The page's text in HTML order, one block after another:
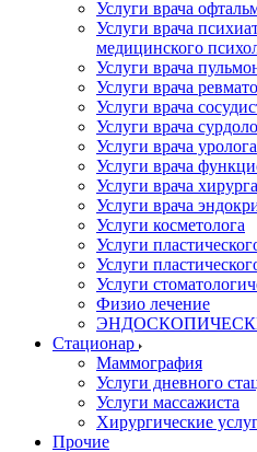
Услуги врача
Услуги врача
медицинского
Услуги врача
Услуги врача
Услуги врача
Услуги врача
Услуги врача уролога
Услуги врача
Услуги врача хирурга
Услуги врача
Услуги косметолога
Услуги
Услуги
Услуги
Физио лечение
Стационар
Маммография
Услуги дневного
Услуги массажиста
Хирургические
Прочие